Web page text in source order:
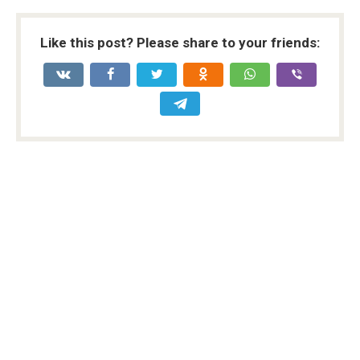
Like this post? Please share to your friends: